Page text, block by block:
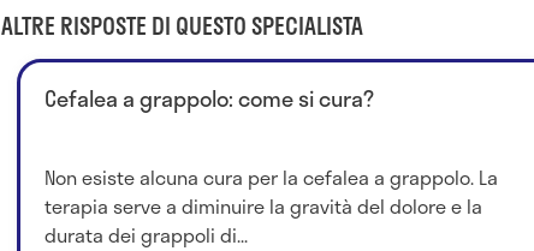
ALTRE RISPOSTE DI QUESTO SPECIALISTA
Cefalea a grappolo: come si cura?
Non esiste alcuna cura per la cefalea a grappolo. La
terapia serve a diminuire la gravità del dolore e la
durata dei grappoli di...